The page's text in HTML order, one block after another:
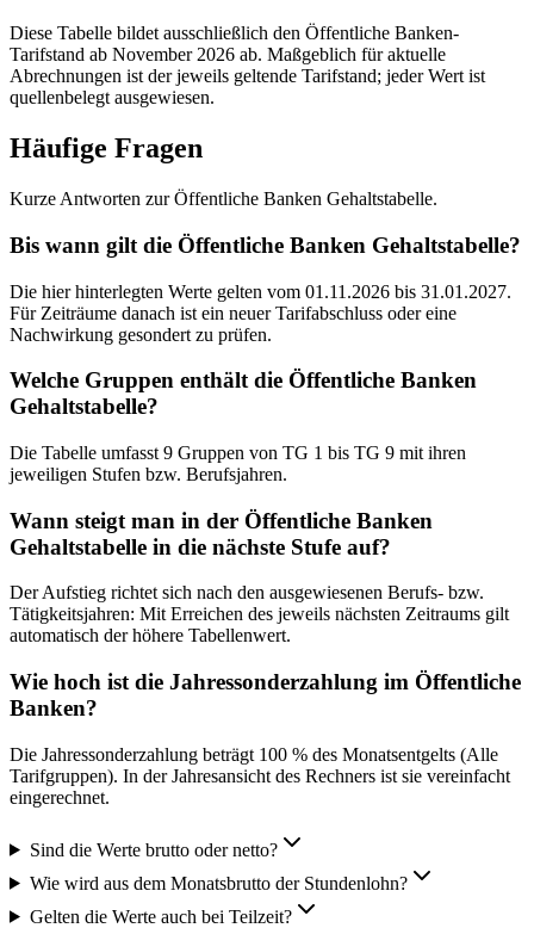
Diese Tabelle bildet ausschließlich den Öffentliche Banken-
Tarifstand ab November 2026 ab. Maßgeblich für aktuelle
Abrechnungen ist der jeweils geltende Tarifstand; jeder Wert ist
quellenbelegt ausgewiesen.
Häufige Fragen
Kurze Antworten zur Öffentliche Banken Gehaltstabelle.
Bis wann gilt die Öffentliche Banken Gehaltstabelle?
Die hier hinterlegten Werte gelten vom 01.11.2026 bis 31.01.2027.
Für Zeiträume danach ist ein neuer Tarifabschluss oder eine
Nachwirkung gesondert zu prüfen.
Welche Gruppen enthält die Öffentliche Banken
Gehaltstabelle?
Die Tabelle umfasst 9 Gruppen von TG 1 bis TG 9 mit ihren
jeweiligen Stufen bzw. Berufsjahren.
Wann steigt man in der Öffentliche Banken
Gehaltstabelle in die nächste Stufe auf?
Der Aufstieg richtet sich nach den ausgewiesenen Berufs- bzw.
Tätigkeitsjahren: Mit Erreichen des jeweils nächsten Zeitraums gilt
automatisch der höhere Tabellenwert.
Wie hoch ist die Jahressonderzahlung im Öffentliche
Banken?
Die Jahressonderzahlung beträgt 100 % des Monatsentgelts (Alle
Tarifgruppen). In der Jahresansicht des Rechners ist sie vereinfacht
eingerechnet.
Sind die Werte brutto oder netto?
Wie wird aus dem Monatsbrutto der Stundenlohn?
Gelten die Werte auch bei Teilzeit?